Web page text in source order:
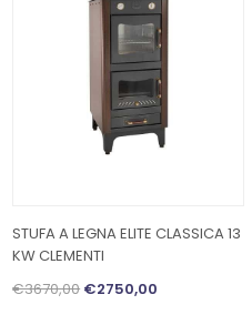
STUFA A LEGNA ELITE CLASSICA 13
KW CLEMENTI
€3670,00 €2750,00